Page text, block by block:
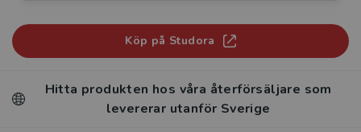
Köp på Studora
Hitta produkten hos våra återförsäljare som
levererar utanför Sverige